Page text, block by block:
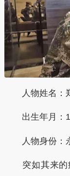
人物姓名：
出生年月：
人物身份：永
突如其来的